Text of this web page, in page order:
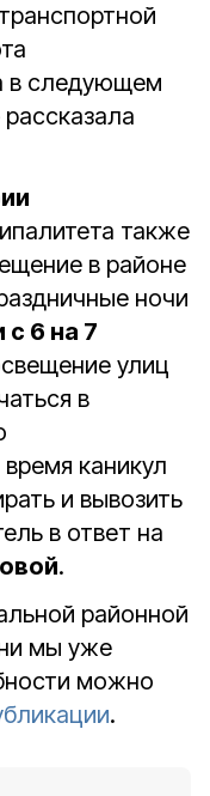
в следующем
также
в районе
ночи
с 6 на 7
улиц
в
каникул
и вывозить
в ответ на
.
районной
мы уже
можно
.